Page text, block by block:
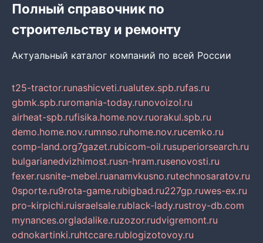
Полный справочник по
строительству и ремонту
Актуальный каталог компаний по всей России
t25-tractor.runashicveti.rualutex.spb.rufas.ru
gbmk.spb.ruromania-today.runovoizol.ru
airheat-spb.rufisika.home.nov.ruorakul.spb.ru
demo.home.nov.rumnso.ruhome.nov.rucemko.ru
comp-land.org7gazet.rubicom-oil.rusuperiorsearch.ru
bulgarianedvizhimost.rusn-hram.rusenovosti.ru
fexer.rusnite-mebel.ruanamvkusno.rutechnosaratov.ru
0sporte.ru9rota-game.rubigbad.ru227gp.ruwes-ex.ru
pro-kirpichi.ruisraelsale.rublack-lady.rustroy-db.com
mynances.orgladalike.ruzozor.rudvigremont.ru
odnokartinki.ruhtccare.rublogizotovoy.ru